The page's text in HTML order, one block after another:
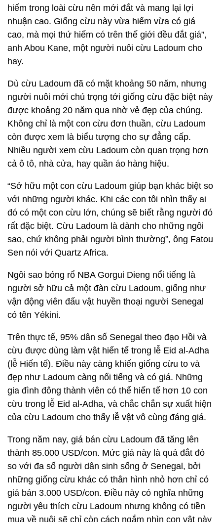
hiếm trong loài cừu nên mới đắt và mang lại lợi
nhuận cao. Giống cừu này vừa hiếm vừa có giá
cao, mà mọi thứ hiếm có trên thế giới đều đắt giá”,
anh Abou Kane, một người nuôi cừu Ladoum cho
hay.
Dù cừu Ladoum đã có mặt khoảng 50 năm, nhưng
người nuôi mới chú trọng tới giống cừu đặc biệt này
được khoảng 20 năm qua nhờ vẻ đẹp của chúng.
Không chỉ là một con cừu đơn thuần, cừu Ladoum
còn được xem là biểu tượng cho sự đẳng cấp.
Nhiều người xem cừu Ladoum còn quan trọng hơn
cả ô tô, nhà cửa, hay quần áo hàng hiệu.
“Sở hữu một con cừu Ladoum giúp bạn khác biệt so
với những người khác. Khi các con tôi nhìn thấy ai
đó có một con cừu lớn, chúng sẽ biết rằng người đó
rất đặc biệt. Cừu Ladoum là dành cho những ngôi
sao, chứ không phải người bình thường”, ông Fatou
Sen nói với Quartz Africa.
Ngôi sao bóng rổ NBA Gorgui Dieng nổi tiếng là
người sở hữu cả một đàn cừu Ladoum, giống như
vận động viên đấu vật huyền thoại người Senegal
có tên Yékini.
Trên thực tế, 95% dân số Senegal theo đạo Hồi và
cừu được dùng làm vật hiến tế trong lễ Eid al-Adha
(lễ Hiến tế). Điều này càng khiến giống cừu to và
đẹp như Ladoum càng nổi tiếng và có giá. Những
gia đình đông thành viên có thể hiến tế hơn 10 con
cừu trong lễ Eid al-Adha, và chắc chắn sự xuất hiện
của cừu Ladoum cho thấy lễ vật vô cùng đáng giá.
Trong năm nay, giá bán cừu Ladoum đã tăng lên
thành 85.000 USD/con. Mức giá này là quá đắt đỏ
so với đa số người dân sinh sống ở Senegal, bởi
những giống cừu khác có thân hình nhỏ hơn chỉ có
giá bán 3.000 USD/con. Điều này có nghĩa những
người yêu thích cừu Ladoum nhưng không có tiền
mua về nuôi sẽ chỉ còn cách ngắm nhìn con vật này